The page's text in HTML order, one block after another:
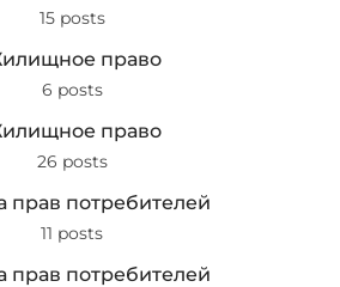
15 posts
право
6 posts
право
26 posts
прав потребителей
11 posts
прав потребителей